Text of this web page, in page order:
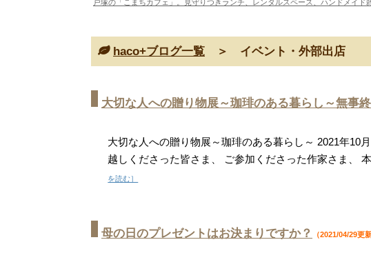
戸塚の「こまちカフェ」。見守りつきランチ、レンタルスペース、ハンドメイド
haco+ブログ一覧 ＞ イベント・外部出店
大切な人への贈り物展～珈琲のある暮らし～無事
大切な人への贈り物展～珈琲のある暮らし～ 2021年10
越しくださった皆さま、 ご参加くださった作家さま、
を読む］
母の日のプレゼントはお決まりですか？ （2021/04/29更新